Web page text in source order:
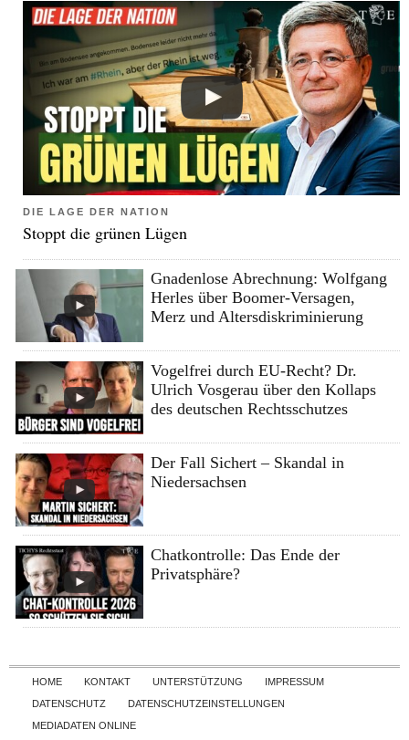
DIE LAGE DER NATION
Stoppt die grünen Lügen
Gnadenlose Abrechnung: Wolfgang
Herles über Boomer-Versagen,
Merz und Altersdiskriminierung
Vogelfrei durch EU-Recht? Dr.
Ulrich Vosgerau über den Kollaps
des deutschen Rechtsschutzes
Der Fall Sichert – Skandal in
Niedersachsen
Chatkontrolle: Das Ende der
Privatsphäre?
Skip to content
HOME KONTAKT UNTERSTÜTZUNG
IMPRESSUM
DATENSCHUTZ
DATENSCHUTZEINSTELLUNGEN
MEDIADATEN ONLINE